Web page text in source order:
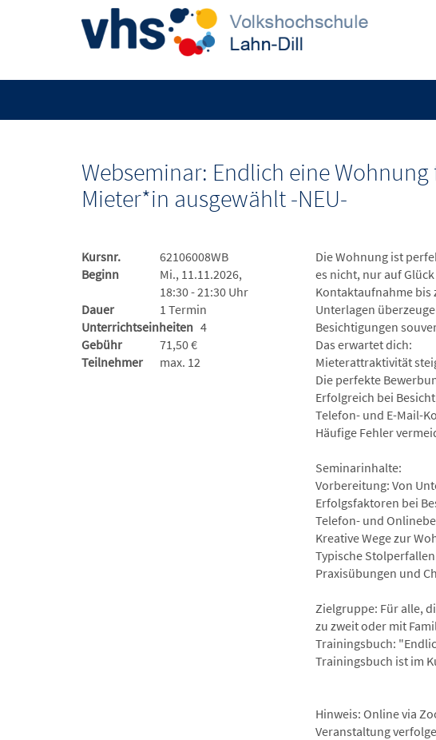
Webseminar: Endlich eine
Mieter*in ausgewählt -NEU-
Kursnr.
62106008WB
Beginn
Mi., 11.11.2026,
18:30 - 21:30 Uhr
Dauer
1 Termin
Unterrichtseinheiten
4
Gebühr
71,50 €
Teilnehmer
max. 12
Die Wohnung ist
es nicht, nur auf
Kontaktaufnahme bis
Unterlagen
Besichtigungen
Das erwartet dich:
Mieterattraktivität
Die perfekte
Erfolgreich bei
Telefon- und E-Mail-
Häufige Fehler
Seminarinhalte:
Vorbereitung: Von
Erfolgsfaktoren bei
Telefon- und
Kreative Wege zur
Typische
Praxisübungen und
Zielgruppe: Für alle,
zu zweit oder mit
Trainingsbuch:
Trainingsbuch ist im
Hinweis: Online via
Veranstaltung